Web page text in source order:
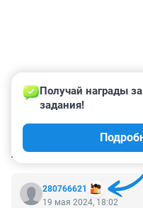
КОММЕНТАРИИ 17
280766621
Получай награды
задания!
19 мая 2024, 18:02